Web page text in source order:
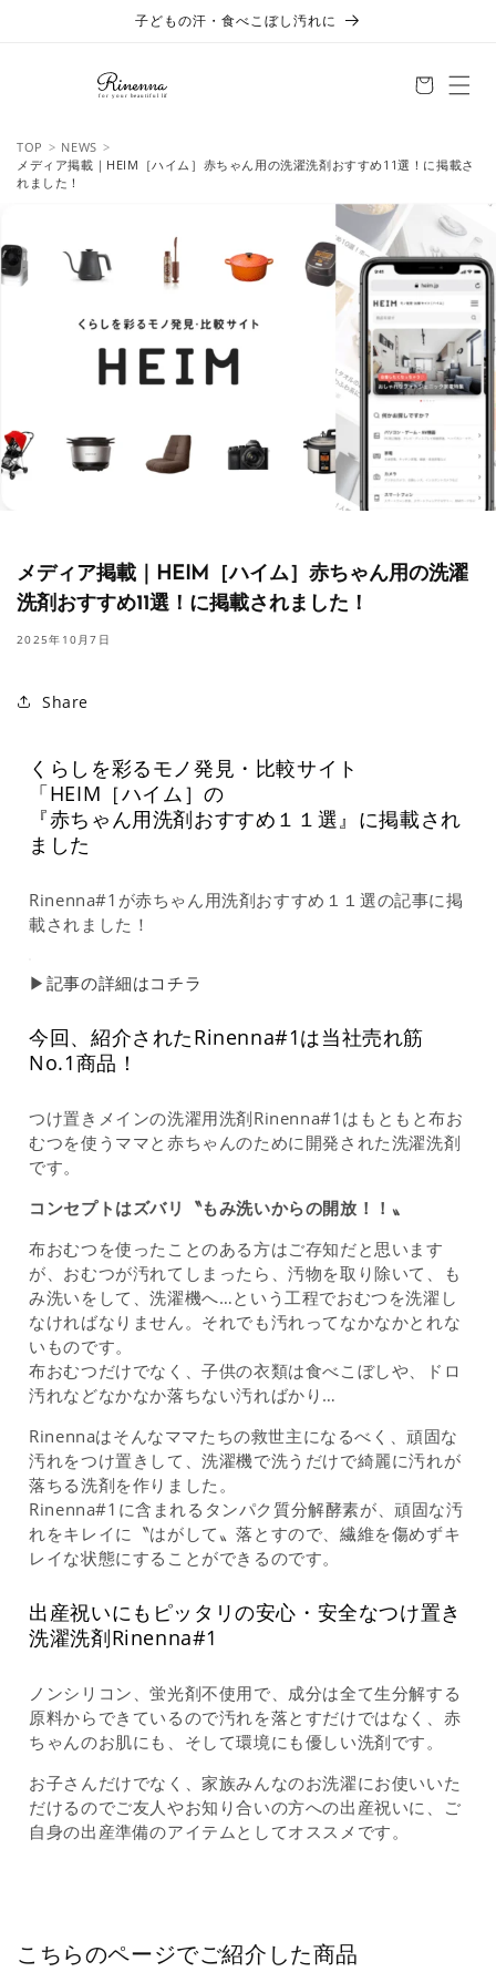
子どもの汗・食べこぼし汚れに
TOP
NEWS
メディア掲載｜HEIM［ハイム］赤ちゃん用の洗濯洗剤おすすめ11選！に掲載さ
れました！
メディア掲載｜HEIM［ハイム］赤ちゃん用の洗濯
洗剤おすすめ11選！に掲載されました！
2025年10月7日
Share
くらしを彩るモノ発見・比較サイト
「HEIM［ハイム］の
『赤ちゃん用洗剤おすすめ１１選』に掲載され
ました
Rinenna#1が赤ちゃん用洗剤おすすめ１１選の記事に掲
載されました！
▶︎ 記事の詳細はコチラ
今回、紹介されたRinenna#1は当社売れ筋
No.1商品！
つけ置きメインの洗濯用洗剤Rinenna#1はもともと布お
むつを使うママと赤ちゃんのために開発された洗濯洗剤
です。
コンセプトはズバリ〝もみ洗いからの開放！！〟
布おむつを使ったことのある方はご存知だと思います
が、おむつが汚れてしまったら、汚物を取り除いて、も
み洗いをして、洗濯機へ…という工程でおむつを洗濯し
なければなりません。それでも汚れってなかなかとれな
いものです。
布おむつだけでなく、子供の衣類は食べこぼしや、ドロ
汚れなどなかなか落ちない汚ればかり…
Rinennaはそんなママたちの救世主になるべく、頑固な
汚れをつけ置きして、洗濯機で洗うだけで綺麗に汚れが
落ちる洗剤を作りました。
Rinenna#1に含まれるタンパク質分解酵素が、頑固な汚
れをキレイに〝はがして〟落とすので、繊維を傷めずキ
レイな状態にすることができるのです。
出産祝いにもピッタリの安心・安全なつけ置き
洗濯洗剤Rinenna#1
ノンシリコン、蛍光剤不使用で、成分は全て生分解する
原料からできているので汚れを落とすだけではなく、赤
ちゃんのお肌にも、そして環境にも優しい洗剤です。
お子さんだけでなく、家族みんなのお洗濯にお使いいた
だけるのでご友人やお知り合いの方への出産祝いに、ご
自身の出産準備のアイテムとしてオススメです。
こちらのページでご紹介した商品